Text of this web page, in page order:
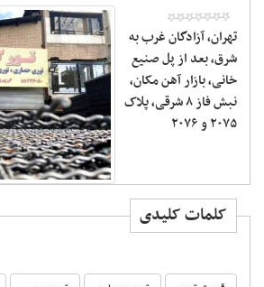
تهران، آزادگان غرب به
شرق، بعد از پل صنیع
خانی، بازار آهن مکان،
نبش فاز ۸ شرقی، پلاک
۲۰۷۵‌ و ۲۰۷۶
کلمات کلیدی